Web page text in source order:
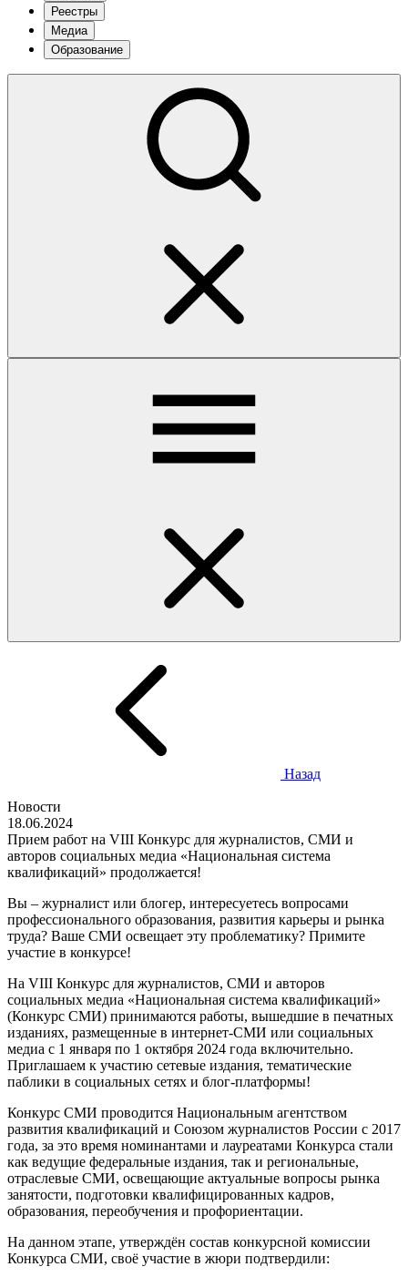
Реестры
Медиа
Образование
Назад
Новости
18.06.2024
Прием работ на VIII Конкурс для журналистов, СМИ и
авторов социальных медиа «Национальная система
квалификаций» продолжается!
Вы – журналист или блогер, интересуетесь вопросами
профессионального образования, развития карьеры и рынка
труда? Ваше СМИ освещает эту проблематику? Примите
участие в конкурсе!
На VIII Конкурс для журналистов, СМИ и авторов
социальных медиа «Национальная система квалификаций»
(Конкурс СМИ) принимаются работы, вышедшие в печатных
изданиях, размещенные в интернет-СМИ или социальных
медиа с 1 января по 1 октября 2024 года включительно.
Приглашаем к участию сетевые издания, тематические
паблики в социальных сетях и блог-платформы!
Конкурс СМИ проводится Национальным агентством
развития квалификаций и Союзом журналистов России с 2017
года, за это время номинантами и лауреатами Конкурса стали
как ведущие федеральные издания, так и региональные,
отраслевые СМИ, освещающие актуальные вопросы рынка
занятости, подготовки квалифицированных кадров,
образования, переобучения и профориентации.
На данном этапе, утверждён состав конкурсной комиссии
Конкурса СМИ, своё участие в жюри подтвердили: